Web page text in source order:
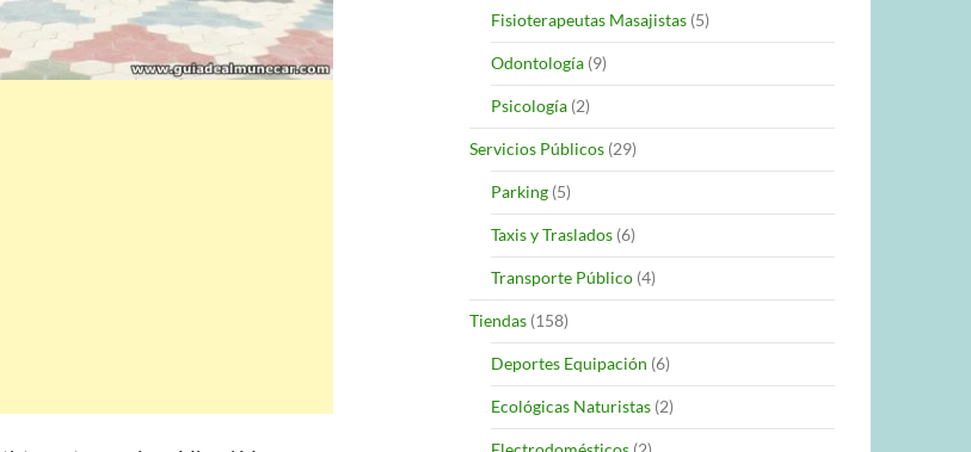
Fisioterapeutas Masajistas (5)
Odontología (9)
Psicología (2)
Servicios Públicos (29)
Parking (5)
Taxis y Traslados (6)
Transporte Público (4)
Tiendas (158)
Deportes Equipación (6)
Ecológicas Naturistas (2)